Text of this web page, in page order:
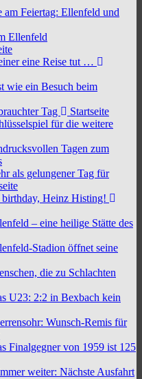
am Feiertag: Ellenfeld und
Ellenfeld
eine Reise tut …
wie ein Besuch beim
Tag
Startseite
für die weitere
Tagen zum
als gelungener Tag für
Heinz Histing!
– eine heilige Stätte des
Stadion öffnet seine
die zu Schlachten
U23: 2:2 in Bexbach kein
Wunsch-Remis für
Finalgegner von 1959 ist 125
weiter: Nächste Ausfahrt